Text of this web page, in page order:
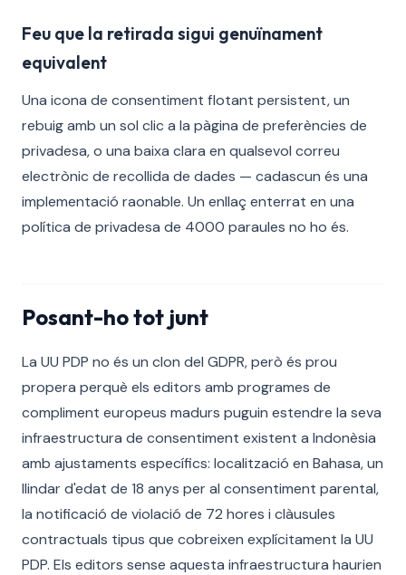
Feu que la retirada sigui genuïnament
equivalent
Una icona de consentiment flotant persistent, un
rebuig amb un sol clic a la pàgina de preferències de
privadesa, o una baixa clara en qualsevol correu
electrònic de recollida de dades — cadascun és una
implementació raonable. Un enllaç enterrat en una
política de privadesa de 4000 paraules no ho és.
Posant-ho tot junt
La UU PDP no és un clon del GDPR, però és prou
propera perquè els editors amb programes de
compliment europeus madurs puguin estendre la seva
infraestructura de consentiment existent a Indonèsia
amb ajustaments específics: localització en Bahasa, un
llindar d'edat de 18 anys per al consentiment parental,
la notificació de violació de 72 hores i clàusules
contractuals tipus que cobreixen explícitament la UU
PDP. Els editors sense aquesta infraestructura haurien